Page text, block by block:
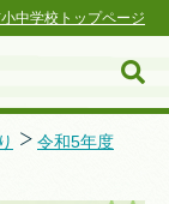
中学校トップページ
令和5年度